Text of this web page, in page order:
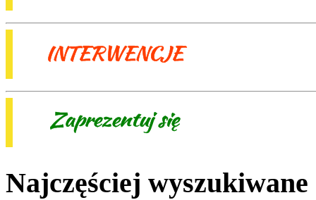
Najczęściej wyszukiwane